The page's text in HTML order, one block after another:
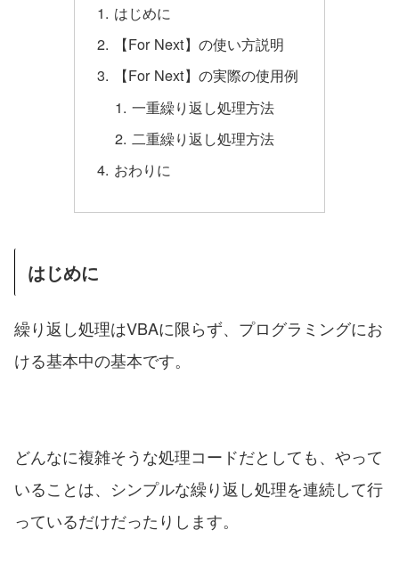
はじめに
【For Next】の使い方説明
【For Next】の実際の使用例
一重繰り返し処理方法
二重繰り返し処理方法
おわりに
はじめに
繰り返し処理はVBAに限らず、プログラミングにお
ける基本中の基本です。
どんなに複雑そうな処理コードだとしても、やって
いることは、シンプルな繰り返し処理を連続して行
っているだけだったりします。